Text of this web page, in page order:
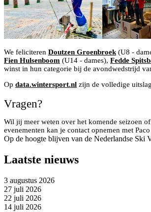
We feliciteren Doutzen Groenbroek (U8 -
Fien Hulsenboom (U14 - dames), Fedde
winst in hun categorie bij de avondwedstrijd
Op data.wintersport.nl zijn de volledige
Vragen?
Wil jij meer weten over het komende seizoen
evenementen kan je contact opnemen met
Op de hoogte blijven van de Nederlandse Ski
Laatste nieuws
3 augustus 2026
27 juli 2026
22 juli 2026
14 juli 2026